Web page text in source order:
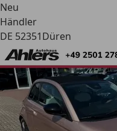
Neu
Händler
DE 52351Düren